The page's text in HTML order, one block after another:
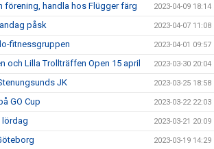
förening, handla hos Flügger färg 2023-04-09 18:14
påsk 2023-04-07 11:08
fitnessgruppen 2023-04-01 09:57
och Lilla Trollträffen Open 15 april 2023-03-30 20:04
JK 2023-03-25 18:58
GO Cup 2023-03-22 22:03
lördag 2023-03-21 20:09
2023-03-19 14:29